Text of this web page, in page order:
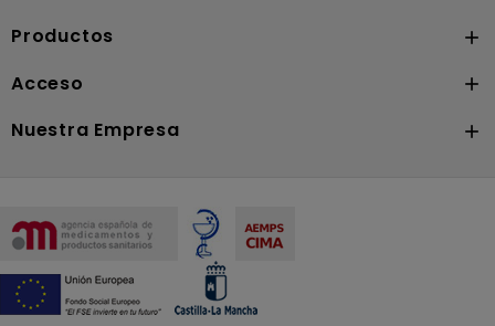
Productos 
Acceso 
Nuestra Empresa 